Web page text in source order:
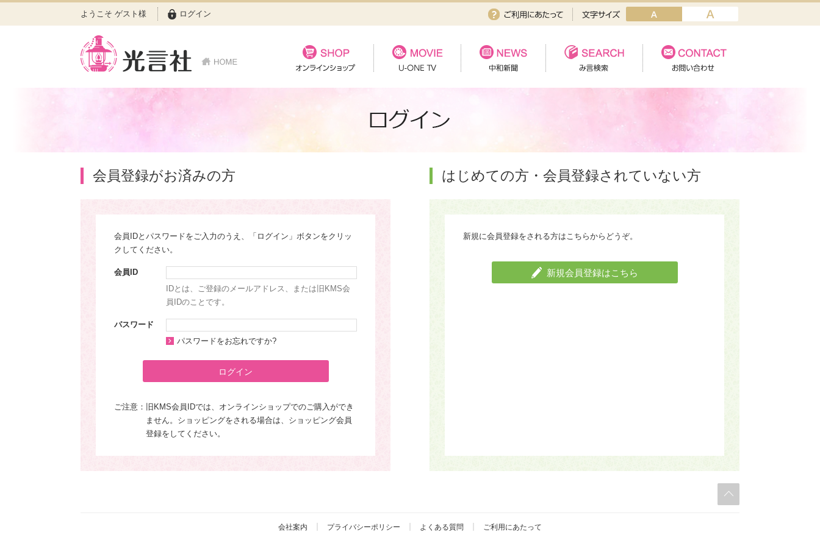
ようこそ ゲスト様 ログイン
会員登録がお済みの方
会員IDとパスワードをご入力のうえ、「ログイン」ボタンをクリッ
クしてください。
会員ID
IDとは、ご登録のメールアドレス、または旧KMS会
員IDのことです。
パスワード
パスワードをお忘れですか?
ログイン
ご注意：
旧KMS会員IDでは、オンラインショップでのご購入ができ
ません。ショッピングをされる場合は、ショッピング会員
登録をしてください。
はじめての方・会員登録されていない方
新規に会員登録をされる方はこちらからどうぞ。
新規会員登録はこちら
会社案内 プライバシーポリシー よくある質問 ご利用にあたって